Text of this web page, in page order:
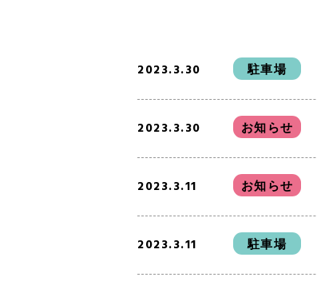
2023.3.30 駐車場
2023.3.30 お知らせ
2023.3.11 お知らせ
2023.3.11 駐車場